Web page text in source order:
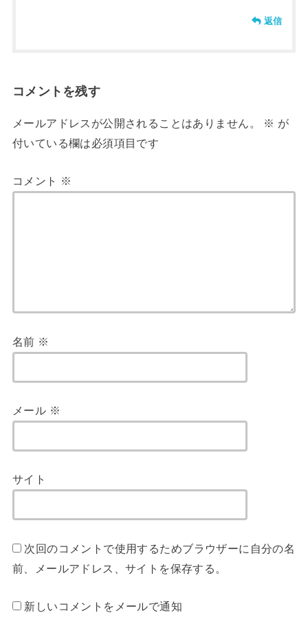
返信
コメントを残す
メールアドレスが公開されることはありません。 ※ が
付いている欄は必須項目です
コメント ※
名前 ※
メール ※
サイト
次回のコメントで使用するためブラウザーに自分の名
前、メールアドレス、サイトを保存する。
新しいコメントをメールで通知